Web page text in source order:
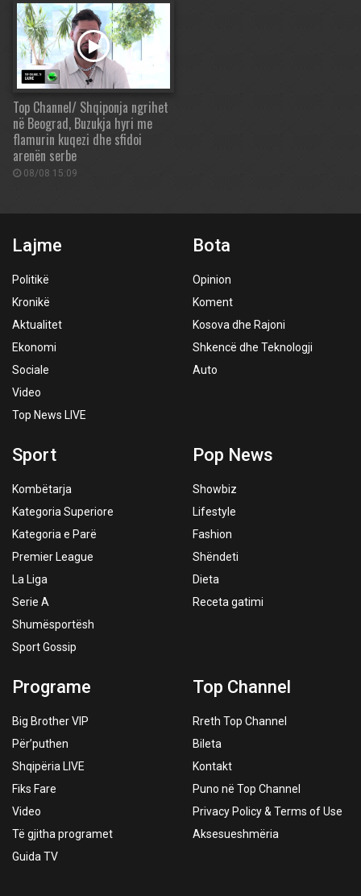
Top Channel/ Shqiponja ngrihet
në Beograd, Buzukja hyri me
flamurin kuqezi dhe sfidoi
arenën serbe
08/08 15:09
Lajme
Politikë
Kronikë
Aktualitet
Ekonomi
Sociale
Video
Top News LIVE
Bota
Opinion
Koment
Kosova dhe Rajoni
Shkencë dhe Teknologji
Auto
Sport
Kombëtarja
Kategoria Superiore
Kategoria e Parë
Premier League
La Liga
Serie A
Shumësportësh
Sport Gossip
Pop News
Showbiz
Lifestyle
Fashion
Shëndeti
Dieta
Receta gatimi
Programe
Big Brother VIP
Për’puthen
Shqipëria LIVE
Fiks Fare
Video
Të gjitha programet
Guida TV
Top Channel
Rreth Top Channel
Bileta
Kontakt
Puno në Top Channel
Privacy Policy & Terms of Use
Aksesueshmëria